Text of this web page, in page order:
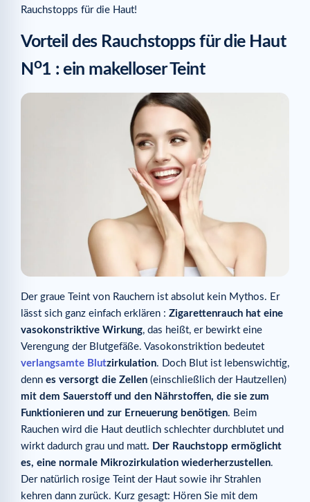
Rauchstopps für die Haut!
Vorteil des Rauchstopps für die Haut
No1 : ein makelloser Teint
Der graue Teint von Rauchern ist absolut kein Mythos. Er
lässt sich ganz einfach erklären : Zigarettenrauch hat eine
vasokonstriktive Wirkung, das heißt, er bewirkt eine
Verengung der Blutgefäße. Vasokonstriktion bedeutet
verlangsamte Blutzirkulation. Doch Blut ist lebenswichtig,
denn es versorgt die Zellen (einschließlich der Hautzellen)
mit dem Sauerstoff und den Nährstoffen, die sie zum
Funktionieren und zur Erneuerung benötigen. Beim
Rauchen wird die Haut deutlich schlechter durchblutet und
wirkt dadurch grau und matt. Der Rauchstopp ermöglicht
es, eine normale Mikrozirkulation wiederherzustellen.
Der natürlich rosige Teint der Haut sowie ihr Strahlen
kehren dann zurück. Kurz gesagt: Hören Sie mit dem